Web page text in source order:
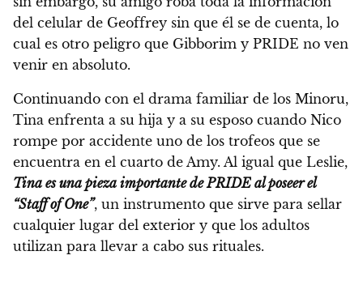
del celular de Geoffrey sin que él se de cuenta, lo
cual es otro peligro que Gibborim y PRIDE no ven
venir en absoluto.
Continuando con el drama familiar de los Minoru,
Tina enfrenta a su hija y a su esposo cuando Nico
rompe por accidente uno de los trofeos que se
encuentra en el cuarto de Amy. Al igual que Leslie,
Tina es una pieza importante de PRIDE al poseer el
“Staff of One”, un instrumento que sirve para sellar
cualquier lugar del exterior y que los adultos
utilizan para llevar a cabo sus rituales.